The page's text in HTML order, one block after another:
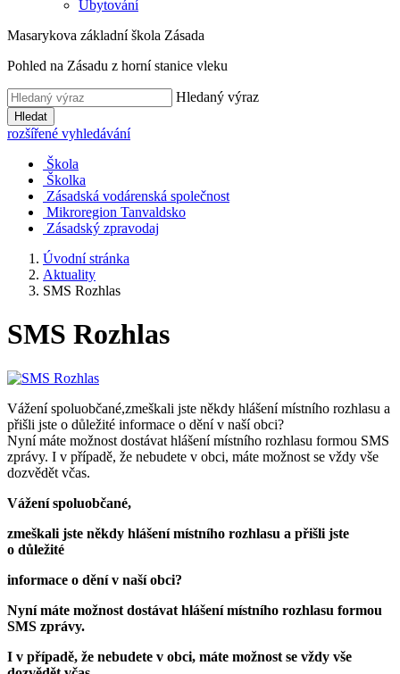
Ubytování
Masarykova základní škola Zásada
Pohled na Zásadu z horní stanice vleku
Hledaný výraz
Hledat
rozšířené vyhledávání
Škola
Školka
Zásadská vodárenská společnost
Mikroregion Tanvaldsko
Zásadský zpravodaj
Úvodní stránka
Aktuality
SMS Rozhlas
SMS Rozhlas
Vážení spoluobčané,zmeškali jste někdy hlášení místního rozhlasu a
přišli jste o důležité informace o dění v naší obci?
Nyní máte možnost dostávat hlášení místního rozhlasu formou SMS
zprávy. I v případě, že nebudete v obci, máte možnost se vždy vše
dozvědět včas.
Vážení spoluobčané,
zmeškali jste někdy hlášení místního rozhlasu a přišli jste
o důležité
informace o dění v naší obci?
Nyní máte možnost dostávat hlášení místního rozhlasu formou
SMS zprávy.
I v případě, že nebudete v obci, máte možnost se vždy vše